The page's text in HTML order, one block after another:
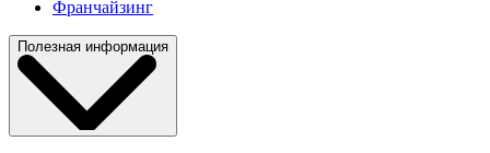
Франчайзинг
Полезная информация